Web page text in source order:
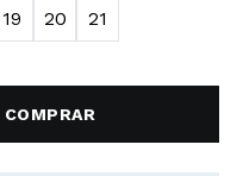
19 20 21
COMPRAR